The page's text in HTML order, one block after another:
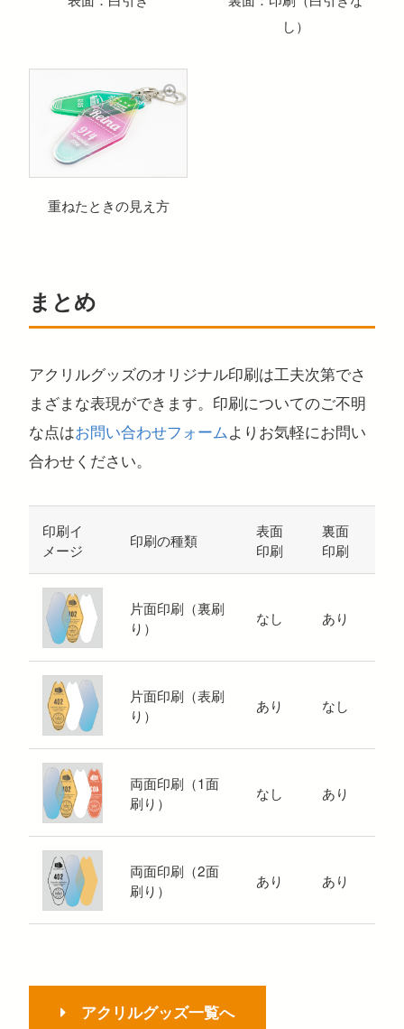
し）
重ねたときの見え方
まとめ
アクリルグッズのオリジナル印刷は工夫次第でさ
まざまな表現ができます。印刷についてのご不明
な点はお問い合わせフォームよりお気軽にお問い
合わせください。
印刷イ
メージ
印刷の種類
表面
印刷
裏面
印刷
片面印刷（裏刷
り）
なし あり
片面印刷（表刷
り）
あり なし
両面印刷（1面
刷り）
なし あり
両面印刷（2面
刷り）
あり あり
アクリルグッズ一覧へ